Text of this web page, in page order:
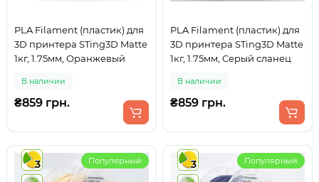
PLA Filament (пластик) для
3D принтера STing3D Matte
1кг, 1.75мм, Оранжевый
В наличии
₴859 грн.
PLA Filament (пластик) для
3D принтера STing3D Matte
1кг, 1.75мм, Серый сланец
В наличии
₴859 грн.
3
Популярный
3
Популярный